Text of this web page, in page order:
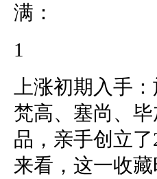
满：
1
上涨初期入手
梵高、塞尚、
品，亲手创立
来看，这一收